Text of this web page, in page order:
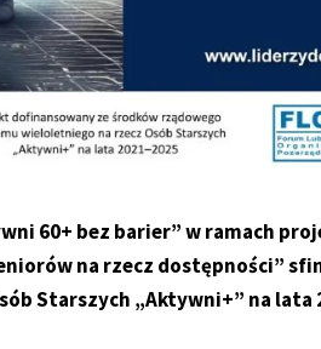
60+ bez barier” w ramach
na rzecz dostępności”
Starszych „Aktywni+” na lata